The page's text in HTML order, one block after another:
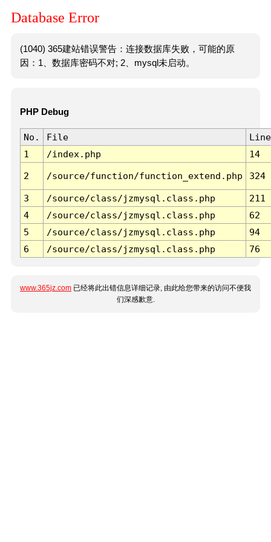
Database Error
(1040) 365建站错误警告：连接数据库失败，可能的原
因：1、数据库密码不对; 2、mysql未启动。
PHP Debug
No. File
Line
1
/index.php 14
2 /source/function/function_extend.php 324
3 /source/class/jzmysql.class.php
211
4
/source/class/jzmysql.class.php
62
5
/source/class/jzmysql.class.php
94
6
/source/class/jzmysql.class.php 76
www.365jz.com 已经将此出错信息详细记录, 由此给您带来的访问不便我
们深感歉意.